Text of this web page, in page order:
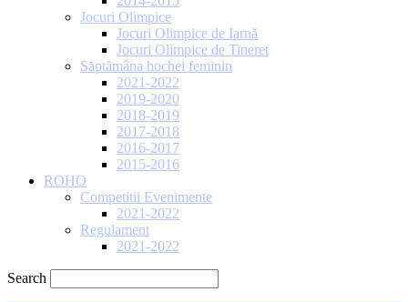
Jocuri Olimpice
Jocuri Olimpice de Iarnă
Jocuri Olimpice de Tineret
Săptămâna hochei feminin
2021-2022
2019-2020
2018-2019
2017-2018
2016-2017
2015-2016
ROHO
Competitii Evenimente
2021-2022
Regulament
2021-2022
Search